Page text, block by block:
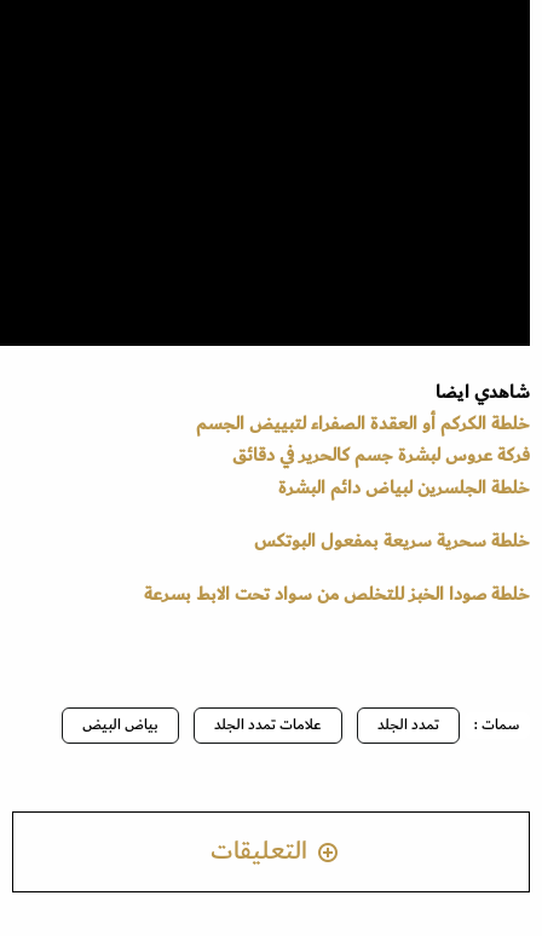
شاهدي ايضا
خلطة الكركم أو العقدة الصفراء لتبييض الجسم
فركة عروس لبشرة جسم كالحرير في دقائق
خلطة الجلسرين لبياض دائم البشرة
خلطة سحرية سريعة بمفعول البوتكس
خلطة صودا الخبز للتخلص من سواد تحت الابط بسرعة
سمات : تمدد الجلد علامات تمدد الجلد بياض البيض
التعليقات